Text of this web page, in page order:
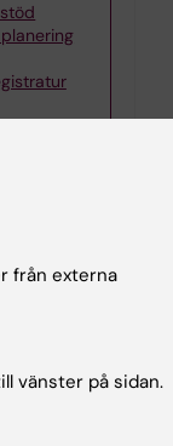
från externa
vänster på sidan.